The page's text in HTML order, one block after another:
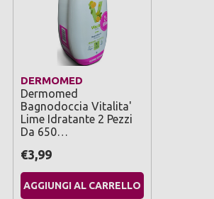
DERMOMED
Dermomed
Bagnodoccia Vitalita'
Lime Idratante 2 Pezzi
Da 650…
€3,99
AGGIUNGI AL CARRELLO